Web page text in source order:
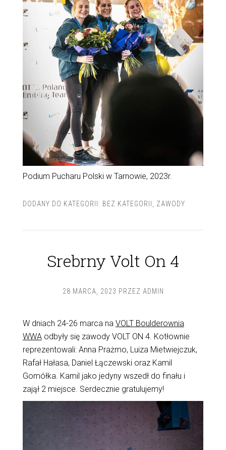
Podium Pucharu Polski w Tarnowie, 2023r.
DODANY DO KATEGORII: BEZ KATEGORII ZAWODY
Srebrny Volt On 4
28 MARCA, 2023 PRZEZ ADMIN
W dniach 24-26 marca na VOLT Boulderownia
WWAodbyły się zawody VOLT ON 4. Kotłownie
reprezentowali: Anna Prażmo, Luiza Mietwiejczuk,
Rafał Hałasa, Daniel Łączewski oraz Kamil
Gomółka. Kamil jako jedyny wszedł do finału i
zajął 2 miejsce. Serdecznie gratulujemy!